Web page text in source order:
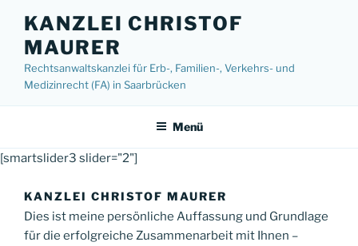
Inhalt
springen
KANZLEI CHRISTOF
MAURER
Rechtsanwaltskanzlei für Erb-, Familien-, Verkehrs- und
Medizinrecht (FA) in Saarbrücken
Menü
[smartslider3 slider="2"]
KANZLEI CHRISTOF MAURER
Dies ist meine persönliche Auffassung und Grundlage
für die erfolgreiche Zusammenarbeit mit Ihnen –